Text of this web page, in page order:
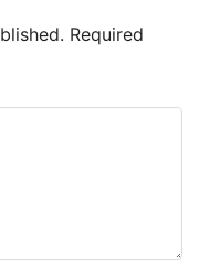
Required